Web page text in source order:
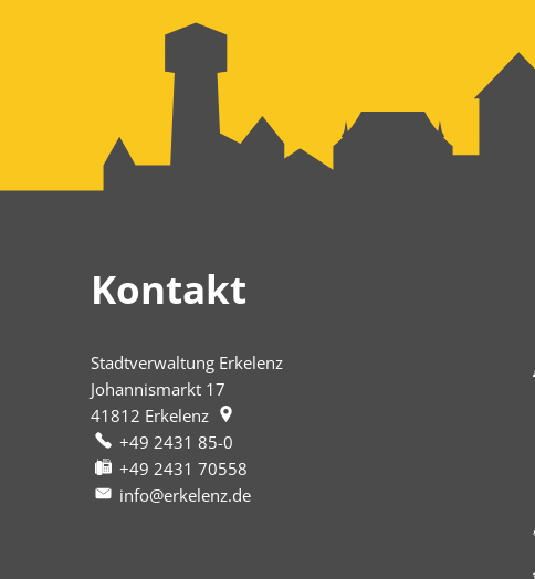
Kontakt
Stadtverwaltung Erkelenz
Johannismarkt 17
41812 Erkelenz
+49 2431 85-0
+49 2431 70558
info@erkelenz.de